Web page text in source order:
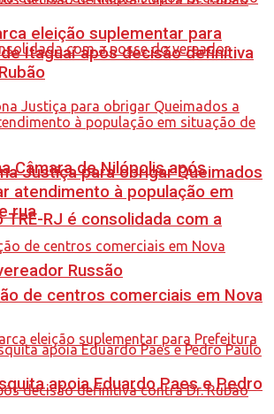
Câmara de Nilópolis após
TRE-RJ é consolidada com a
Russão
eleição suplementar para
Itaguaí após decisão definitiva
Justiça para obrigar Queimados
atendimento à população em
rua
de centros comerciais em Nova
apoia Eduardo Paes e Pedro